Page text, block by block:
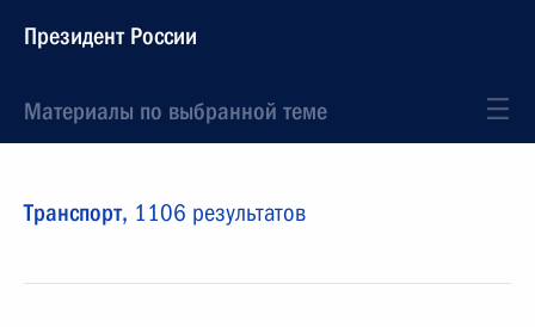
Президент России
Материалы по выбранной теме
Транспорт, 1106 результатов